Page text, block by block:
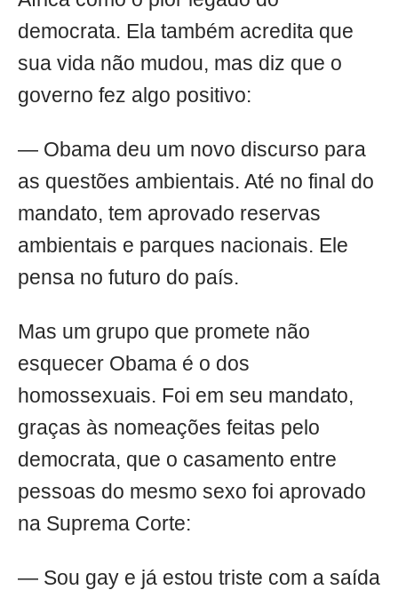
democrata. Ela também acredita que
sua vida não mudou, mas diz que o
governo fez algo positivo:
— Obama deu um novo discurso para
as questões ambientais. Até no final do
mandato, tem aprovado reservas
ambientais e parques nacionais. Ele
pensa no futuro do país.
Mas um grupo que promete não
esquecer Obama é o dos
homossexuais. Foi em seu mandato,
graças às nomeações feitas pelo
democrata, que o casamento entre
pessoas do mesmo sexo foi aprovado
na Suprema Corte:
— Sou gay e já estou triste com a saída